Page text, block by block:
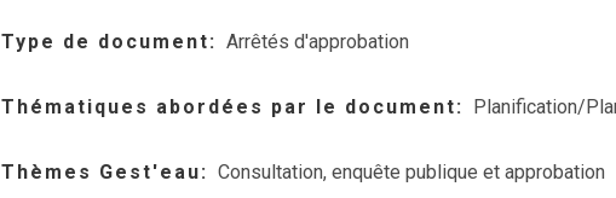
Type de document Arrêtés d'approbation
Thématiques abordées par le document Planification/
Thèmes Gest'eau Consultation, enquête publique et approbation